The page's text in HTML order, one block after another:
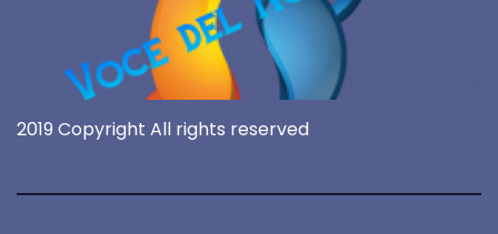
2019 Copyright All rights reserved